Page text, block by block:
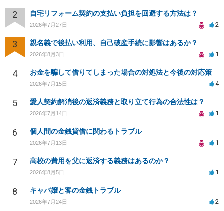
2 自宅リフォーム契約の支払い負担を回避する方法は？
2026年7月27日 2
3 親名義で後払い利用、自己破産手続に影響はあるか？
2026年8月3日 1
4 お金を騙して借りてしまった場合の対処法と今後の対応策
2026年7月15日 4
5 愛人契約解消後の返済義務と取り立て行為の合法性は？
2026年7月14日 1
6 個人間の金銭貸借に関わるトラブル
2026年7月13日 1
7 高校の費用を父に返済する義務はあるのか？
2026年8月5日 1
8 キャバ嬢と客の金銭トラブル
2026年7月24日 2